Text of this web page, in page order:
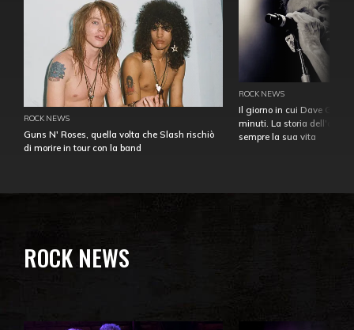
ROCK NEWS
Guns N' Roses, quella volta che Slash rischiò
di morire in tour con la band
ROCK NEWS
Il giorno in cui Dave
minuti. La storia
sempre la sua vita
ROCK NEWS